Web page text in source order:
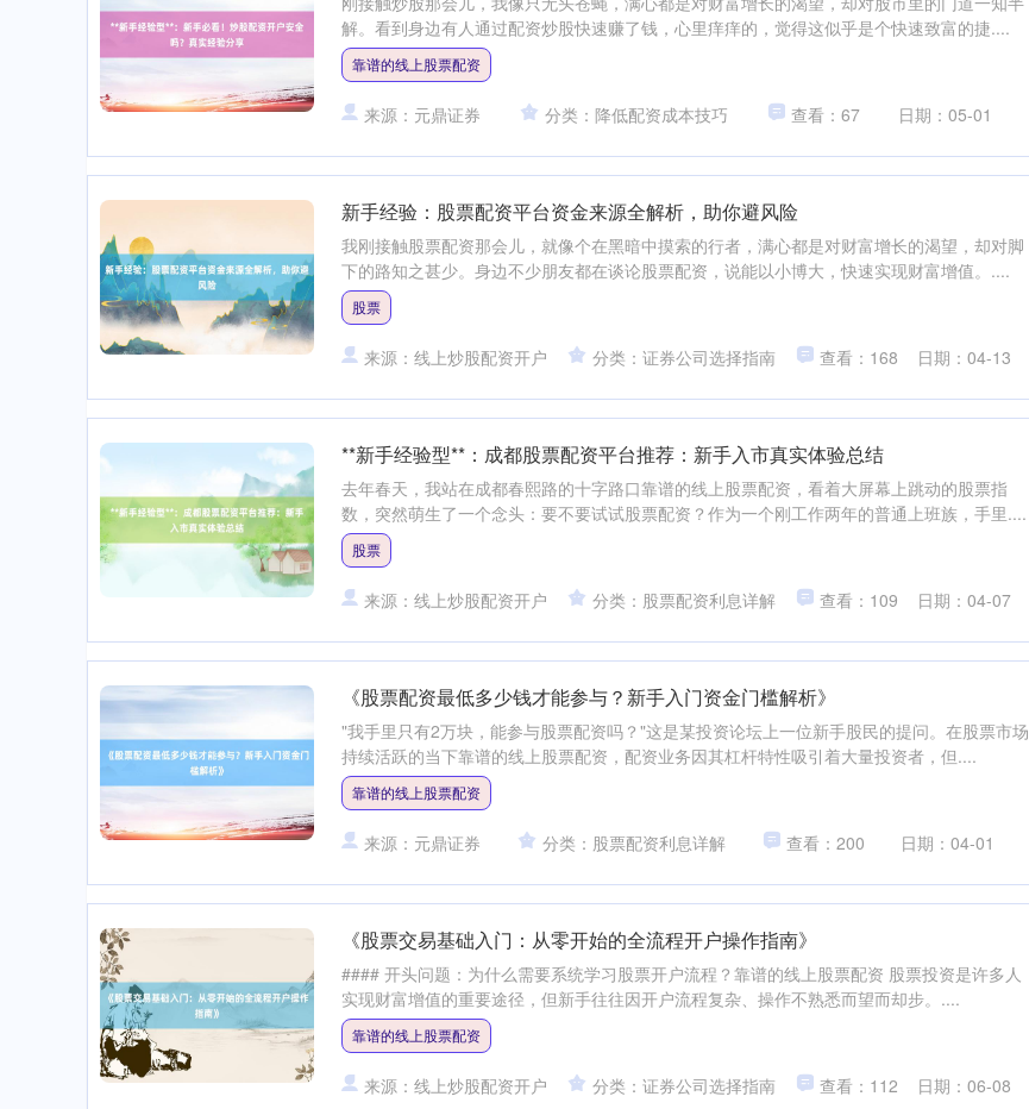
解。看到身边有人通过配资炒股快速赚了钱，心里痒痒的，觉得这似乎是个快速致富的捷....
靠谱的线上股票配资
来源：元鼎证券 分类：降低配资成本技巧 查看：67 日期：05-01
新手经验：股票配资平台资金来源全解析，助你避风险
我刚接触股票配资那会儿，就像个在黑暗中摸索的行者，满心都是对财富增长的渴望，却对脚
下的路知之甚少。身边不少朋友都在谈论股票配资，说能以小博大，快速实现财富增值。....
股票
来源：线上炒股配资开户 分类：证券公司选择指南 查看：168 日期：04-13
**新手经验型**：成都股票配资平台推荐：新手入市真实体验总结
去年春天，我站在成都春熙路的十字路口靠谱的线上股票配资，看着大屏幕上跳动的股票指
数，突然萌生了一个念头：要不要试试股票配资？作为一个刚工作两年的普通上班族，手里....
股票
来源：线上炒股配资开户 分类：股票配资利息详解 查看：109 日期：04-07
《股票配资最低多少钱才能参与？新手入门资金门槛解析》
"我手里只有2万块，能参与股票配资吗？"这是某投资论坛上一位新手股民的提问。在股票市场
持续活跃的当下靠谱的线上股票配资，配资业务因其杠杆特性吸引着大量投资者，但....
靠谱的线上股票配资
来源：元鼎证券 分类：股票配资利息详解 查看：200 日期：04-01
《股票交易基础入门：从零开始的全流程开户操作指南》
#### 开头问题：为什么需要系统学习股票开户流程？靠谱的线上股票配资 股票投资是许多人
实现财富增值的重要途径，但新手往往因开户流程复杂、操作不熟悉而望而却步。....
靠谱的线上股票配资
来源：线上炒股配资开户 分类：证券公司选择指南 查看：112 日期：06-08